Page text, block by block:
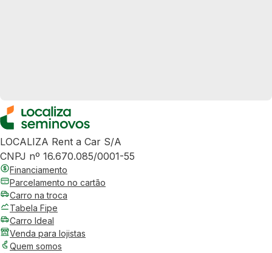
LOCALIZA Rent a Car S/A
CNPJ nº 16.670.085/0001-55
Financiamento
Parcelamento no cartão
Carro na troca
Tabela Fipe
Carro Ideal
Venda para lojistas
Quem somos